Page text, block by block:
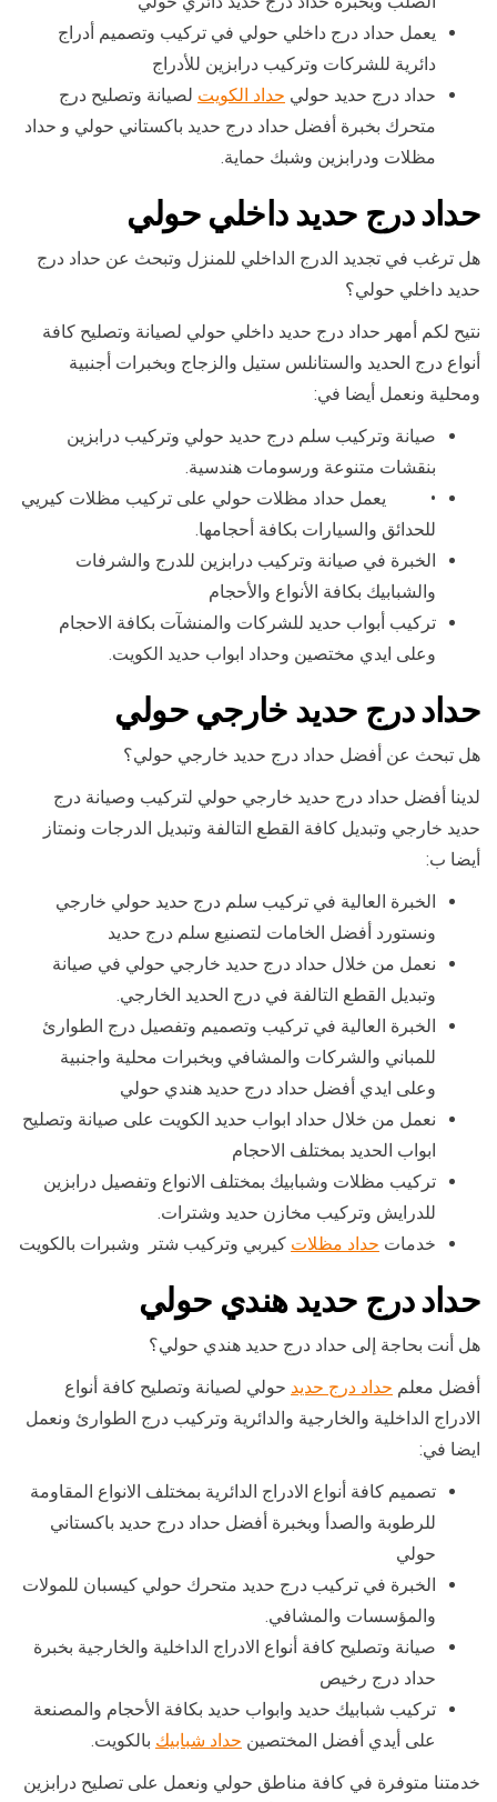
يعمل حداد درج داخلي حولي في تركيب وتصميم أدراج
دائرية للشركات وتركيب درابزين للأدراج
حداد درج حديد حولي حداد الكويت لصيانة وتصليح درج
متحرك بخبرة أفضل حداد درج حديد باكستاني حولي و حداد
مظلات ودرابزين وشبك حماية.
حداد درج حديد داخلي حولي
هل ترغب في تجديد الدرج الداخلي للمنزل وتبحث عن حداد درج
حديد داخلي حولي؟
نتيح لكم أمهر حداد درج حديد داخلي حولي لصيانة وتصليح كافة
أنواع درج الحديد والستانلس ستيل والزجاج وبخبرات أجنبية
ومحلية ونعمل أيضا في:
صيانة وتركيب سلم درج حديد حولي وتركيب درابزين
بنقشات متنوعة ورسومات هندسية.
• يعمل حداد مظلات حولي على تركيب مظلات كيريي
للحدائق والسيارات بكافة أحجامها.
الخبرة في صيانة وتركيب درابزين للدرج والشرفات
والشبابيك بكافة الأنواع والأحجام
تركيب أبواب حديد للشركات والمنشآت بكافة الاحجام
وعلى ايدي مختصين وحداد ابواب حديد الكويت.
حداد درج حديد خارجي حولي
هل تبحث عن أفضل حداد درج حديد خارجي حولي؟
لدينا أفضل حداد درج حديد خارجي حولي لتركيب وصيانة درج
حديد خارجي وتبديل كافة القطع التالفة وتبديل الدرجات ونمتاز
أيضا ب:
الخبرة العالية في تركيب سلم درج حديد حولي خارجي
ونستورد أفضل الخامات لتصنيع سلم درج حديد
نعمل من خلال حداد درج حديد خارجي حولي في صيانة
وتبديل القطع التالفة في درج الحديد الخارجي.
الخبرة العالية في تركيب وتصميم وتفصيل درج الطوارئ
للمباني والشركات والمشافي وبخبرات محلية واجنبية
وعلى ايدي أفضل حداد درج حديد هندي حولي
نعمل من خلال حداد ابواب حديد الكويت على صيانة وتصليح
ابواب الحديد بمختلف الاحجام
تركيب مظلات وشبابيك بمختلف الانواع وتفصيل درابزين
للدرايش وتركيب مخازن حديد وشترات.
خدمات حداد مظلات كيربي وتركيب شتر وشبرات بالكويت
حداد درج حديد هندي حولي
هل أنت بحاجة إلى حداد درج حديد هندي حولي؟
أفضل معلم حداد درج حديد حولي لصيانة وتصليح كافة أنواع
الادراج الداخلية والخارجية والدائرية وتركيب درج الطوارئ ونعمل
ايضا في:
تصميم كافة أنواع الادراج الدائرية بمختلف الانواع المقاومة
للرطوبة والصدأ وبخبرة أفضل حداد درج حديد باكستاني
حولي
الخبرة في تركيب درج حديد متحرك حولي كيسبان للمولات
والمؤسسات والمشافي.
صيانة وتصليح كافة أنواع الادراج الداخلية والخارجية بخبرة
حداد درج رخيص
تركيب شبابيك حديد وابواب حديد بكافة الأحجام والمصنعة
على أيدي أفضل المختصين حداد شبابيك بالكويت.
خدمتنا متوفرة في كافة مناطق حولي ونعمل على تصليح درابزين